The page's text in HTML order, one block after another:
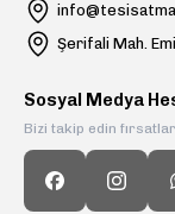
Şerifali Mah.
Sosyal Medya
Bizi takip edin